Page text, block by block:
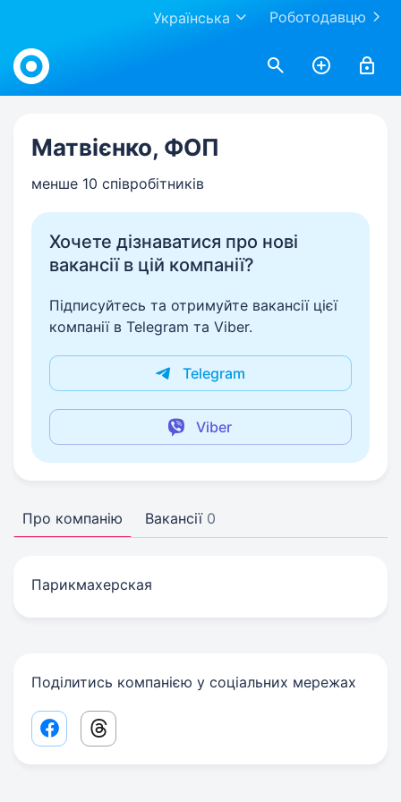
Роботодавцю
Українська
Work.ua
Матвієнко, ФОП
менше 10 співробітників
Хочете дізнаватися про нові
вакансії в цій компанії?
Підписуйтесь та отримуйте вакансії цієї
компанії в Telegram та Viber.
Telegram
Viber
Про компанію Вакансії 0
Парикмахерская
Поділитись компанією у соціальних мережах
Facebook share link
Threads share link